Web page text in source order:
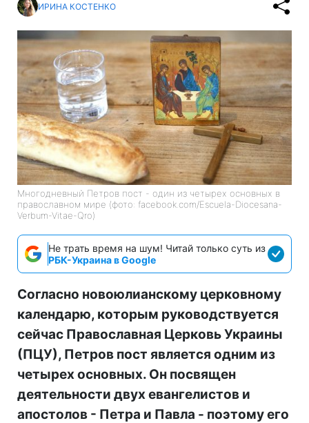
ИРИНА КОСТЕНКО
Многодневный Петров пост - один из четырех основных в
православном мире (фото: facebook.com/Escuela-Diocesana-
Verbum-Vitae-Qro)
Не трать время на шум! Читай только суть из
РБК-Украина в Google
Согласно новоюлианскому церковному
календарю, которым руководствуется
сейчас Православная Церковь Украины
(ПЦУ), Петров пост является одним из
четырех основных. Он посвящен
деятельности двух евангелистов и
апостолов - Петра и Павла - поэтому его